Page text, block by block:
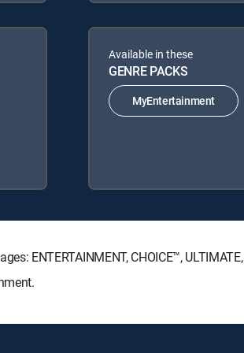
Available in these
GENRE PACKS
MyEntertainment
ENTERTAINMENT, CHOICE™,